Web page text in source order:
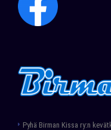
Pyhä Birman Kissa ry:n